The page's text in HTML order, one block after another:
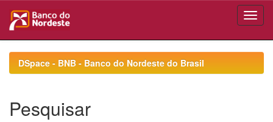
navigationDSpace - BNB - Banco do Nordeste do Brasil
Pesquisar